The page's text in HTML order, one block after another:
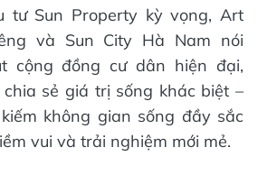
dụng nội thất thông minh với
trang nhã, giúp tối ưu diện
hiện đại,” đại diện đơn vị
gia với căn hộ Art